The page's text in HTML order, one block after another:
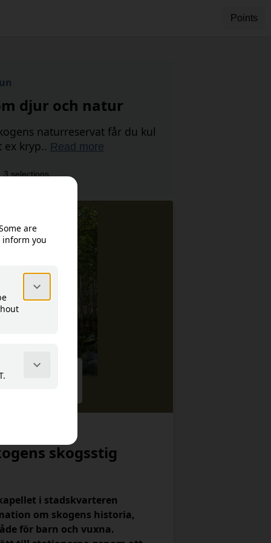
Points
djur och natur
naturreservat får du kul
ex kryp.. Read more
3 selections
in your
skogsstig
i stadskvarteren
om skogens historia,
för barn och vuxna.